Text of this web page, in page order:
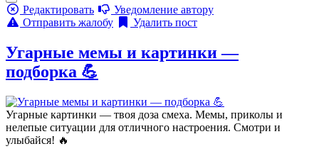
Редактировать
Уведомление автору
Отправить жалобу
Удалить пост
Угарные мемы и картинки —
подборка 💪
Угарные картинки — твоя доза смеха. Мемы, приколы и
нелепые ситуации для отличного настроения. Смотри и
улыбайся! 🔥